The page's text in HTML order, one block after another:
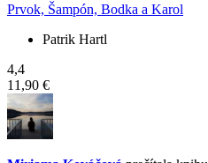
Prvok, Šampón, Bodka a Karol
Patrik Hartl
4,4
11,90 €